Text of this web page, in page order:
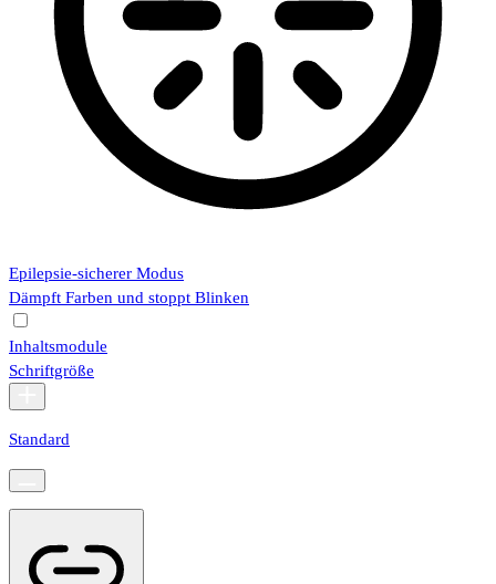
Epilepsie-sicherer Modus
Dämpft Farben und stoppt Blinken
Inhaltsmodule
Schriftgröße
Standard